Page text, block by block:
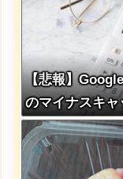
【悲報】
のマイナスキ